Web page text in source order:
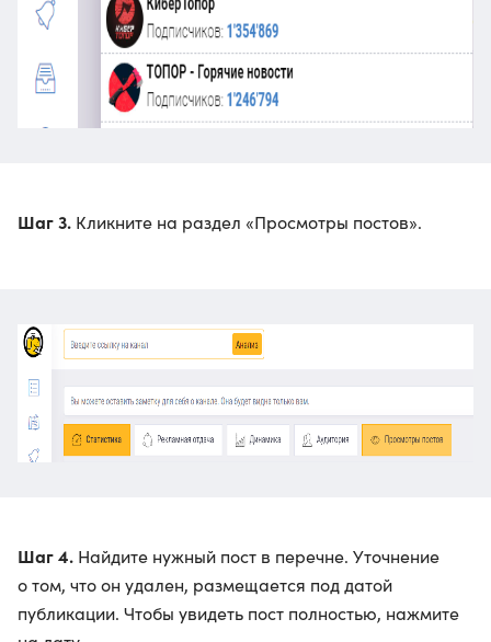
Шаг 3. Кликните на раздел «Просмотры постов».
Шаг 4. Найдите нужный пост в перечне. Уточнение
о том, что он удален, размещается под датой
публикации. Чтобы увидеть пост полностью, нажмите